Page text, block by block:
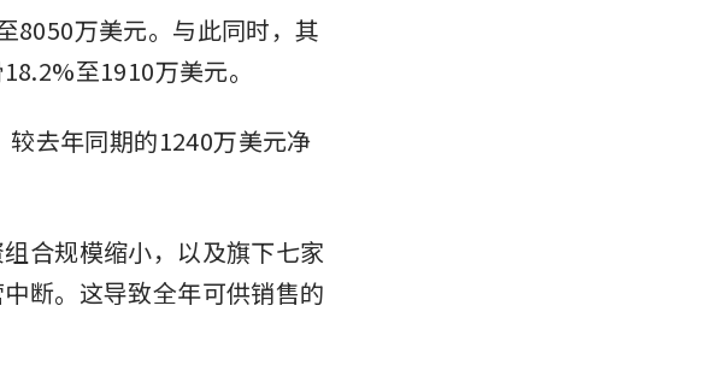
8050万美元。与此同时，其
至1910万美元。
去年同期的1240万美元净
合规模缩小，以及旗下七家
断。这导致全年可供销售的